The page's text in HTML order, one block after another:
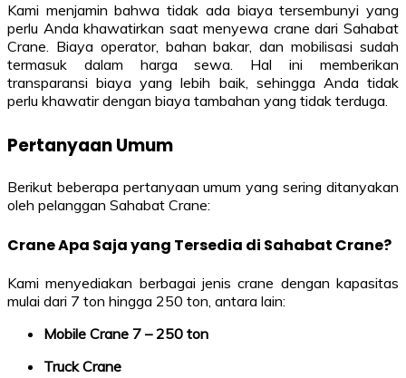
Kami menjamin bahwa tidak ada biaya tersembunyi yang
perlu Anda khawatirkan saat menyewa crane dari Sahabat
Crane. Biaya operator, bahan bakar, dan mobilisasi sudah
termasuk dalam harga sewa. Hal ini memberikan
transparansi biaya yang lebih baik, sehingga Anda tidak
perlu khawatir dengan biaya tambahan yang tidak terduga.
Pertanyaan Umum
Berikut beberapa pertanyaan umum yang sering ditanyakan
oleh pelanggan Sahabat Crane:
Crane Apa Saja yang Tersedia di Sahabat Crane?
Kami menyediakan berbagai jenis crane dengan kapasitas
mulai dari 7 ton hingga 250 ton, antara lain:
Mobile Crane 7 – 250 ton
Truck Crane